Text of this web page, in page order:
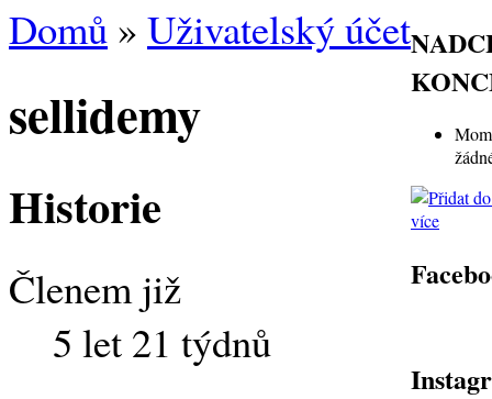
Domů » Uživatelský účet
sellidemy
Historie
Členem již
5 let 21 týdnů
více